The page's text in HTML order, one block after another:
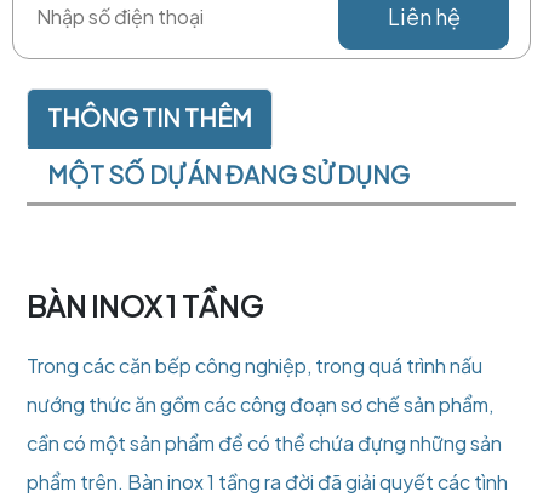
Liên hệ
THÔNG TIN THÊM
MỘT SỐ DỰ ÁN ĐANG SỬ DỤNG
BÀN INOX 1 TẦNG
Trong các căn bếp công nghiệp, trong quá trình nấu
nướng thức ăn gồm các công đoạn sơ chế sản phẩm,
cần có một sản phẩm để có thể chứa đựng những sản
phẩm trên. Bàn inox 1 tầng ra đời đã giải quyết các tình